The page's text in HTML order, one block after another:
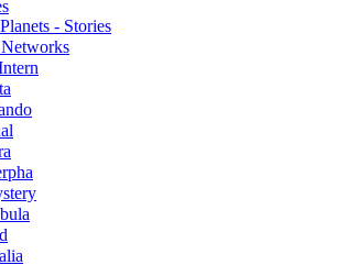
- Stories